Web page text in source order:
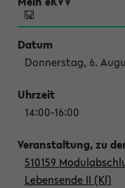
Donnerstag, 6.
14:00-16:00
510159
Lebensende II (Kl)